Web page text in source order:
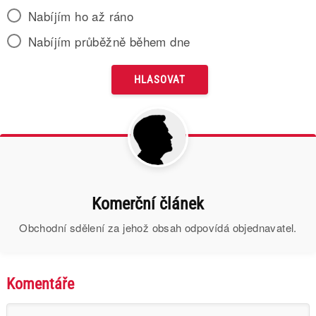
Nabíjím ho až ráno
Nabíjím průběžně během dne
Komerční článek
Obchodní sdělení za jehož obsah odpovídá objednavatel.
Komentáře